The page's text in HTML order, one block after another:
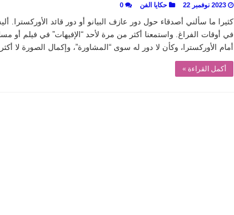
2023 نوفمبر 22 حكايا الفن 0
كثيرا ما سألني أصدقاء حول دور عازف البيانو أو دور قائد الأوركسترا.
في أوقات الفراغ. واستمعنا أكثر من مرة لأحد “الإفيهات” في فيلم
أمام الأوركسترا، وكأن لا دور له سوى “المشاورة”، وإكمال الصورة لا
أكمل القراءة »